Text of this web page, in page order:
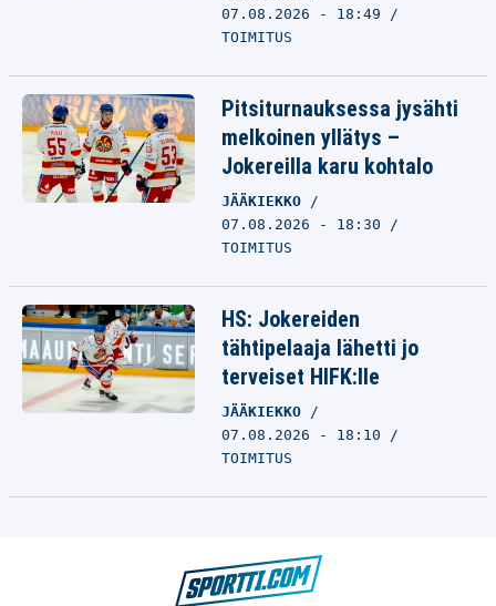
07.08.2026 - 18:49
TOIMITUS
Pitsiturnauksessa jysähti
melkoinen yllätys –
Jokereilla karu kohtalo
JÄÄKIEKKO
07.08.2026 - 18:30
TOIMITUS
HS: Jokereiden
tähtipelaaja lähetti jo
terveiset HIFK:lle
JÄÄKIEKKO
07.08.2026 - 18:10
TOIMITUS